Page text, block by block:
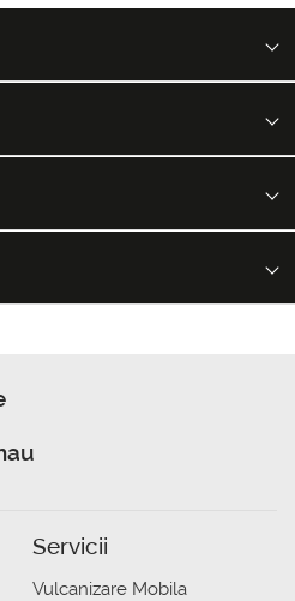
Servicii
Vulcanizare Mobila